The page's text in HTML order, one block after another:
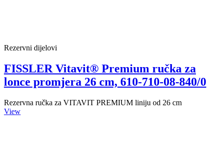
Rezervni dijelovi
FISSLER Vitavit® Premium ručka za
lonce promjera 26 cm, 610-710-08-840/0
Rezervna ručka za VITAVIT PREMIUM liniju od 26 cm
View